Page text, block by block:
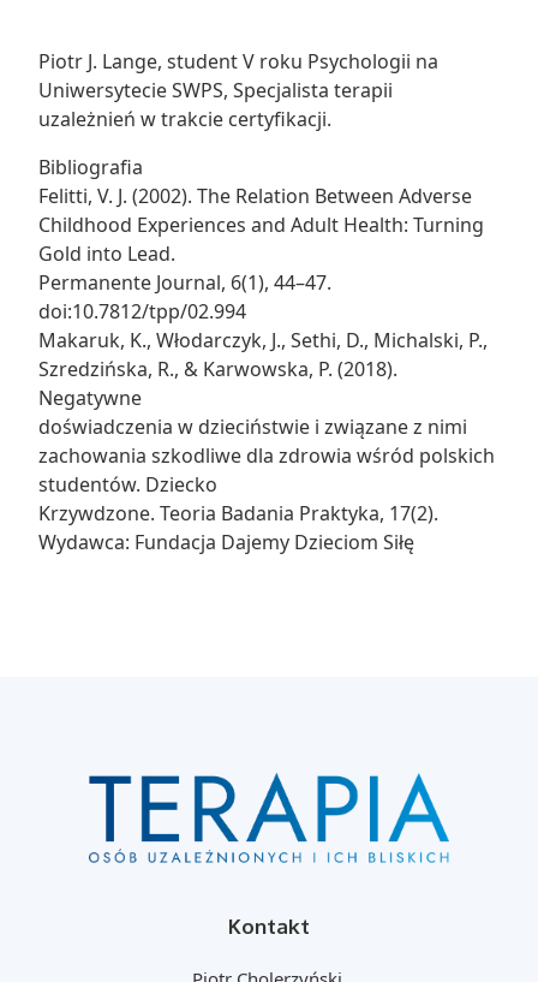
Piotr J. Lange, student V roku Psychologii na
Uniwersytecie SWPS, Specjalista terapii
uzależnień w trakcie certyfikacji.
Bibliografia
Felitti, V. J. (2002). The Relation Between Adverse
Childhood Experiences and Adult Health: Turning
Gold into Lead.
Permanente Journal, 6(1), 44–47.
doi:10.7812/tpp/02.994
Makaruk, K., Włodarczyk, J., Sethi, D., Michalski, P.,
Szredzińska, R., & Karwowska, P. (2018).
Negatywne
doświadczenia w dzieciństwie i związane z nimi
zachowania szkodliwe dla zdrowia wśród polskich
studentów. Dziecko
Krzywdzone. Teoria Badania Praktyka, 17(2).
Wydawca: Fundacja Dajemy Dzieciom Siłę
Kontakt